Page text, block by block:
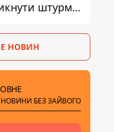
штурмів
НОВИН
БЕЗ ЗАЙВОГО